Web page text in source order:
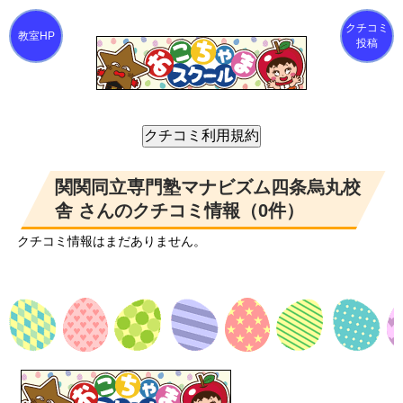
クチコミ
投稿
関関同立専門塾マナビズム四条烏丸校
舎 さんのクチコミ情報（0件）
クチコミ情報はまだありません。